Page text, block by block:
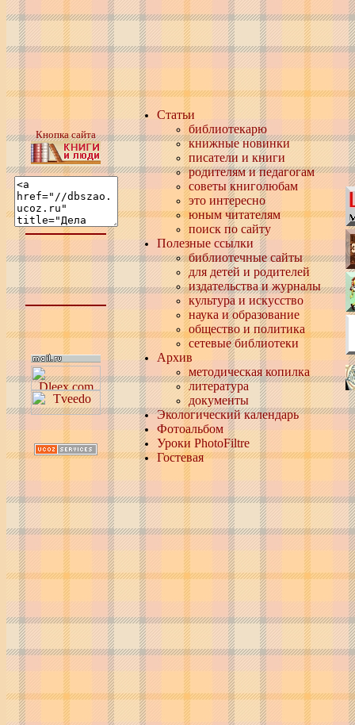
Кнопка сайта
Статьи
библиотекарю
книжные новинки
писатели и книги
родителям и педагогам
советы книголюбам
это интересно
юным читателям
поиск по сайту
Полезные ссылки
библиотечные сайты
для детей и родителей
издательства и журналы
культура и искусство
наука и образование
общество и политика
сетевые библиотеки
Архив
методическая копилка
литература
документы
Экологический календарь
Фотоальбом
Уроки PhotoFiltre
Гостевая